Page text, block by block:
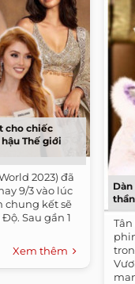
cho chiếc
Thế giới
2023) đã
9/3 vào lúc
chung kết sẽ
Sau gần 1
Xem thêm